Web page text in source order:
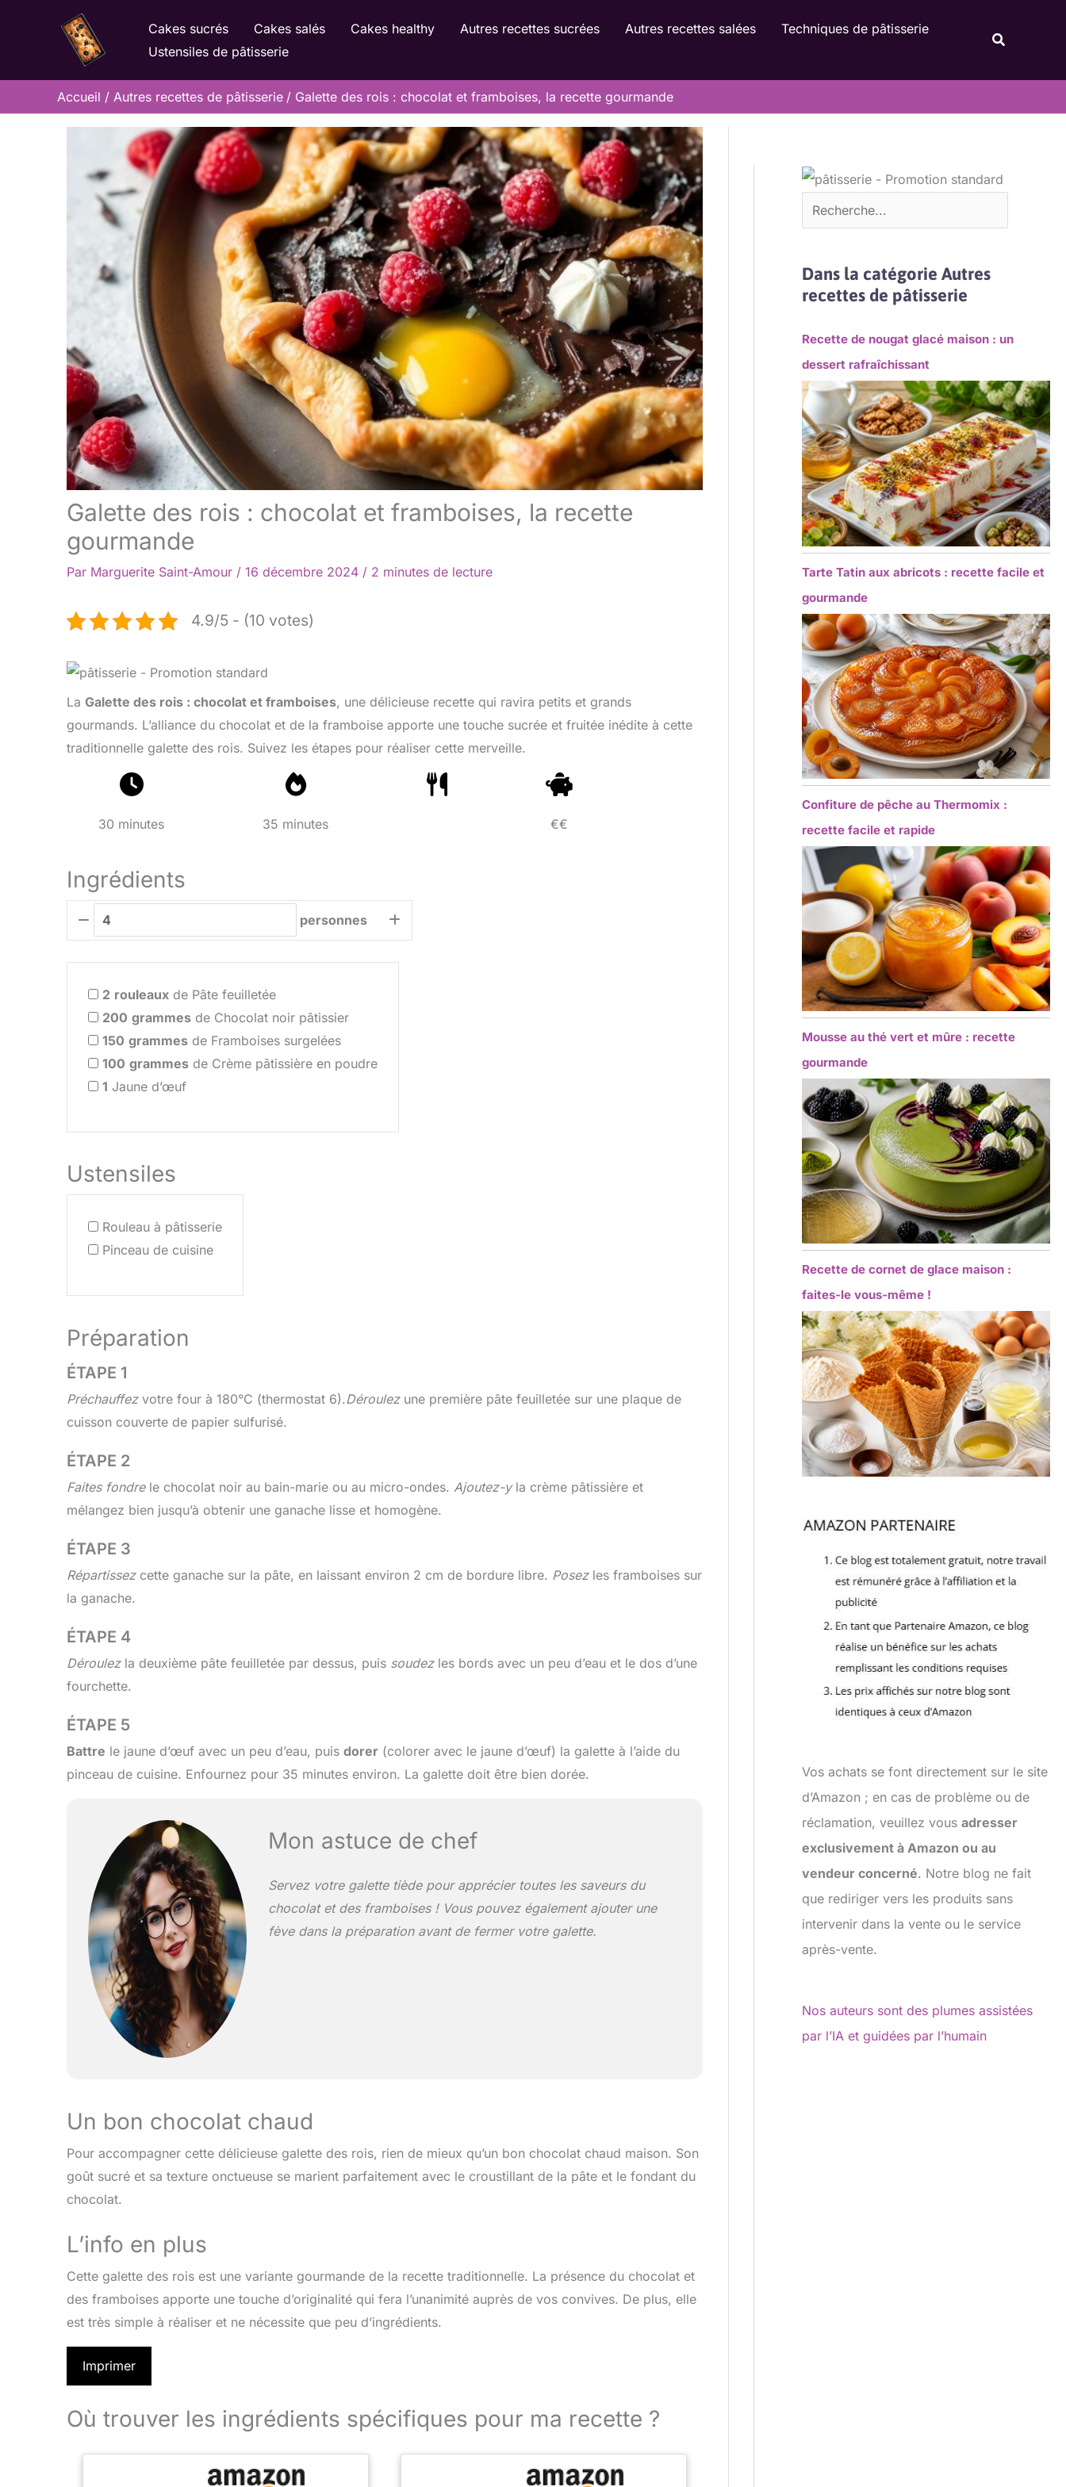
Cakes sucrés Cakes salés Cakes healthy Autres recettes sucrées Autres recettes salées
Techniques de pâtisserie
Ustensiles de pâtisserie
Accueil Autres recettes de pâtisserie Galette des rois : chocolat et framboises, la recette gourmande
Galette des rois : chocolat et framboises, la recette
gourmande
Par Marguerite Saint-Amour / 16 décembre 2024 / 2 minutes de lecture
4.9/5 - (10 votes)
La Galette des rois : chocolat et framboises, une délicieuse recette qui ravira petits et grands
gourmands. L’alliance du chocolat et de la framboise apporte une touche sucrée et fruitée inédite à cette
traditionnelle galette des rois. Suivez les étapes pour réaliser cette merveille.
30 minutes 35 minutes €€
Ingrédients
personnes
2 rouleaux de Pâte feuilletée
200 grammes de Chocolat noir pâtissier
150 grammes de Framboises surgelées
100 grammes de Crème pâtissière en poudre
1 Jaune d’œuf
Ustensiles
Rouleau à pâtisserie
Pinceau de cuisine
Préparation
ÉTAPE 1
Préchauffezvotre four à 180°C (thermostat 6).Déroulezune première pâte feuilletée sur une plaque de
cuisson couverte de papier sulfurisé.
ÉTAPE 2
Faites fondrele chocolat noir au bain-marie ou au micro-ondes. Ajoutez-yla crème pâtissière et
mélangez bien jusqu’à obtenir une ganache lisse et homogène.
ÉTAPE 3
Répartissezcette ganache sur la pâte, en laissant environ 2 cm de bordure libre. Posezles framboises sur
la ganache.
ÉTAPE 4
Déroulezla deuxième pâte feuilletée par dessus, puis soudezles bords avec un peu d’eau et le dos d’une
fourchette.
ÉTAPE 5
Battre le jaune d’œuf avec un peu d’eau, puis dorer (colorer avec le jaune d’œuf) la galette à l’aide du
pinceau de cuisine. Enfournez pour 35 minutes environ. La galette doit être bien dorée.
Mon astuce de chef
Servez votre galette tiède pour apprécier toutes les saveurs du
chocolat et des framboises ! Vous pouvez également ajouter une
fève dans la préparation avant de fermer votre galette.
Un bon chocolat chaud
Pour accompagner cette délicieuse galette des rois, rien de mieux qu’un bon chocolat chaud maison. Son
goût sucré et sa texture onctueuse se marient parfaitement avec le croustillant de la pâte et le fondant du
chocolat.
L’info en plus
Cette galette des rois est une variante gourmande de la recette traditionnelle. La présence du chocolat et
des framboises apporte une touche d’originalité qui fera l’unanimité auprès de vos convives. De plus, elle
est très simple à réaliser et ne nécessite que peu d’ingrédients.
Imprimer
Où trouver les ingrédients spécifiques pour ma recette ?
Dans la catégorie Autres
recettes de pâtisserie
Recette de nougat glacé maison : un
dessert rafraîchissant
Tarte Tatin aux abricots : recette facile et
gourmande
Confiture de pêche au Thermomix :
recette facile et rapide
Mousse au thé vert et mûre : recette
gourmande
Recette de cornet de glace maison :
faites-le vous-même !
Vos achats se font directement sur le site
d’Amazon ; en cas de problème ou de
réclamation, veuillez vousadresser
exclusivement à Amazon ou au
vendeur concerné. Notre blog ne fait
que rediriger vers les produits sans
intervenir dans la vente ou le service
après-vente.
Nos auteurs sont des plumes assistées
par l’IA et guidées par l’humain